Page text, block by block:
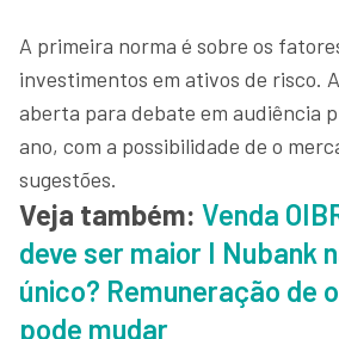
A primeira norma é sobre os
investimentos em ativos de risco.
aberta para debate em audiência
ano, com a possibilidade de o
sugestões.
Veja também: Venda
deve ser maior I Nubank
único? Remuneração de
pode mudar